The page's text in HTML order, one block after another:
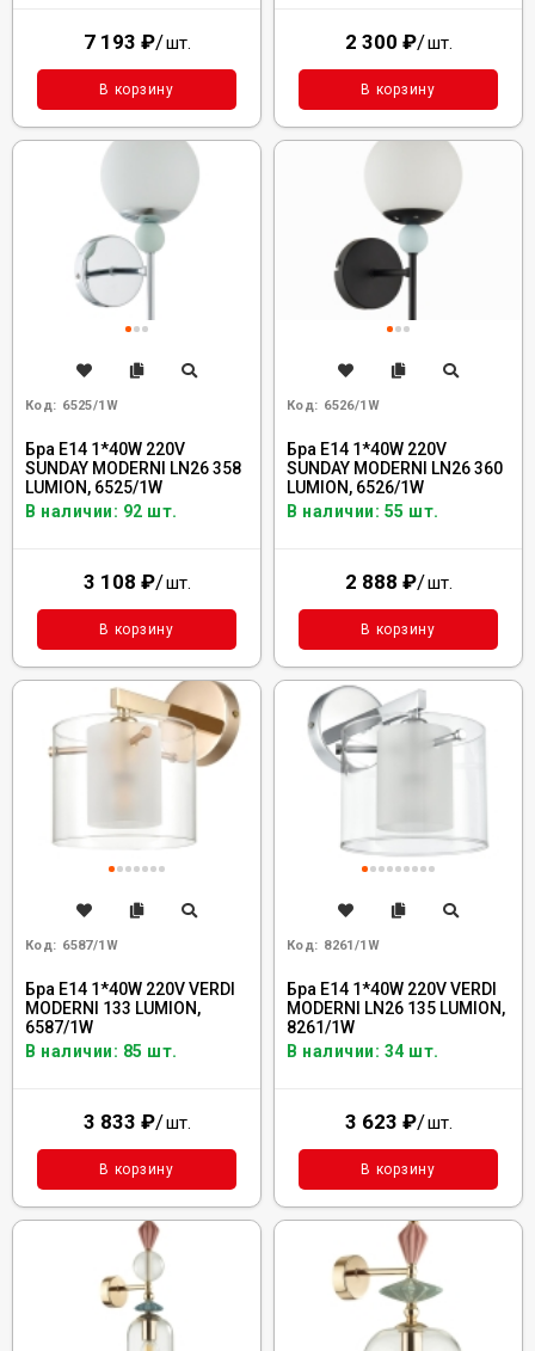
7 193 ₽/шт.
В корзину
2 300 ₽/шт.
В корзину
Код: 6525/1W
Бра E14 1*40W 220V
SUNDAY MODERNI LN26 358
LUMION, 6525/1W
В наличии: 92 шт.
3 108 ₽/шт.
В корзину
Код: 6526/1W
Бра E14 1*40W 220V
SUNDAY MODERNI LN26 360
LUMION, 6526/1W
В наличии: 55 шт.
2 888 ₽/шт.
В корзину
Код: 6587/1W
Бра E14 1*40W 220V VERDI
MODERNI 133 LUMION,
6587/1W
В наличии: 85 шт.
3 833 ₽/шт.
В корзину
Код: 8261/1W
Бра E14 1*40W 220V VERDI
MODERNI LN26 135 LUMION,
8261/1W
В наличии: 34 шт.
3 623 ₽/шт.
В корзину